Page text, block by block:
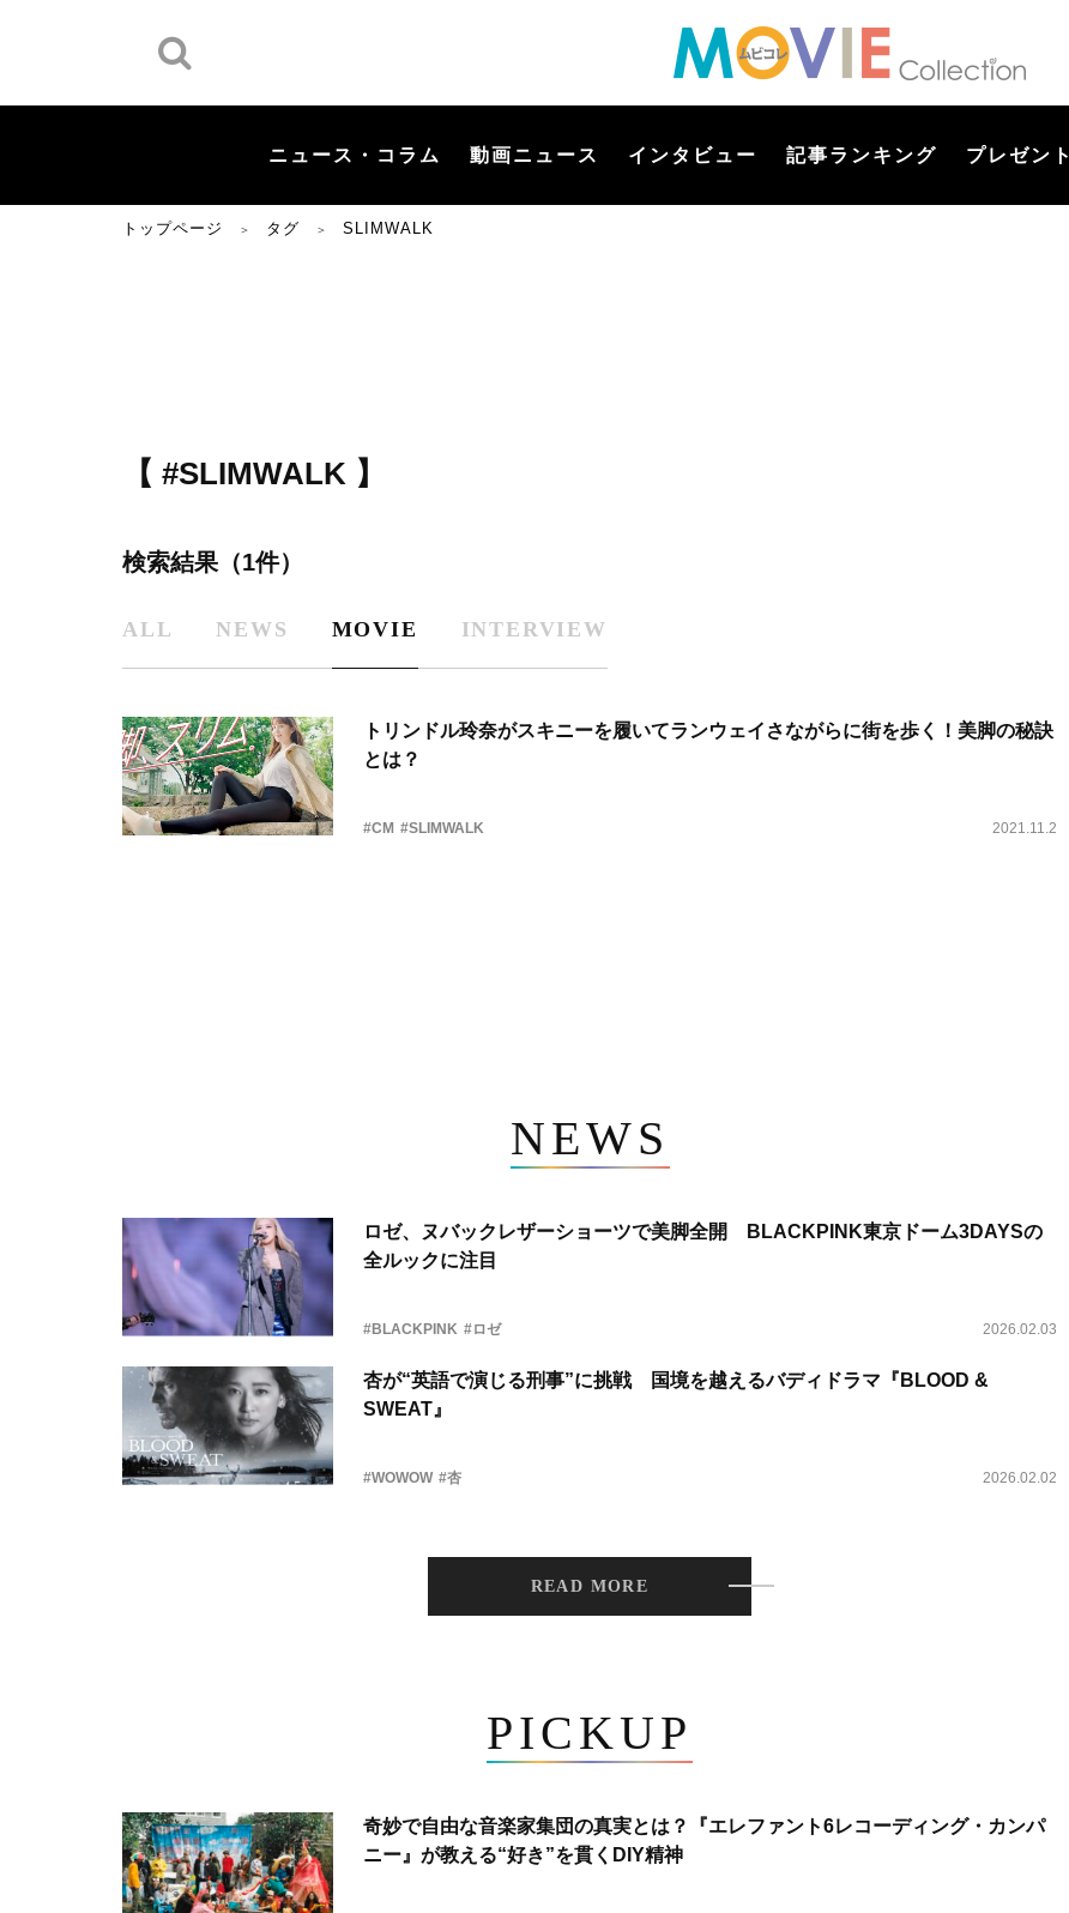
ニュース・コラム 動画ニュース インタビュー 記事ランキング プレゼント
トップページ ＞ タグ ＞ SLIMWALK
【 #SLIMWALK 】
検索結果（1件）
ALL NEWS MOVIE INTERVIEW
トリンドル玲奈がスキニーを履いてランウェイさながらに街を歩く！美脚の秘訣
とは？
#CM #SLIMWALK 2021.11.2
NEWS
ロゼ、ヌバックレザーショーツで美脚全開 BLACKPINK東京ドーム3DAYSの
全ルックに注目
#BLACKPINK #ロゼ 2026.02.03
杏が“英語で演じる刑事”に挑戦 国境を越えるバディドラマ『BLOOD &
SWEAT』
#WOWOW #杏 2026.02.02
READ MORE
PICKUP
奇妙で自由な音楽家集団の真実とは？『エレファント6レコーディング・カンパ
ニー』が教える“好き”を貫くDIY精神